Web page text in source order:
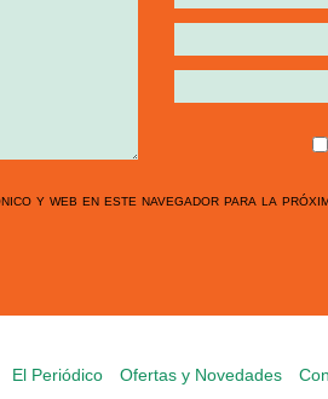
y web en este navegador para la
El Periódico Ofertas y Novedades